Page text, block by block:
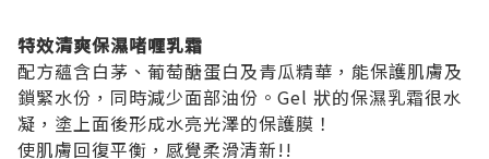
特效清爽保濕啫喱乳霜
配方蘊含白茅、葡萄醣蛋白及青瓜精華，能保護肌膚及
鎖緊水份，同時減少面部油份。 Gel 狀的保濕乳霜很水
凝，塗上面後形成水亮光澤的保護膜！
使肌膚回復平衡，感覺柔滑清新!!